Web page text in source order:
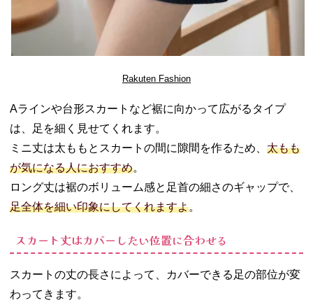
Rakuten Fashion
Aラインや台形スカートなど裾に向かって広がるタイプ
は、足を細く見せてくれます。
ミニ丈は太ももとスカートの間に隙間を作るため、 太もも
が気になる人におすすめ。
ロング丈は裾のボリューム感と足首の細さのギャップで、
足全体を細い印象にしてくれますよ。
スカート丈はカバーしたい位置に合わせる
スカートの丈の長さによって、カバーできる足の部位が変
わってきます。